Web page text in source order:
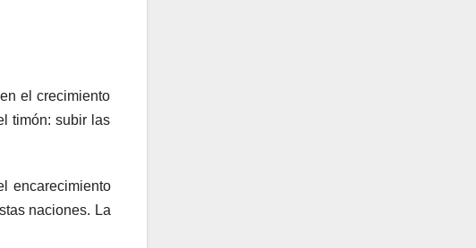
el crecimiento
timón: subir las
encarecimiento
naciones. La